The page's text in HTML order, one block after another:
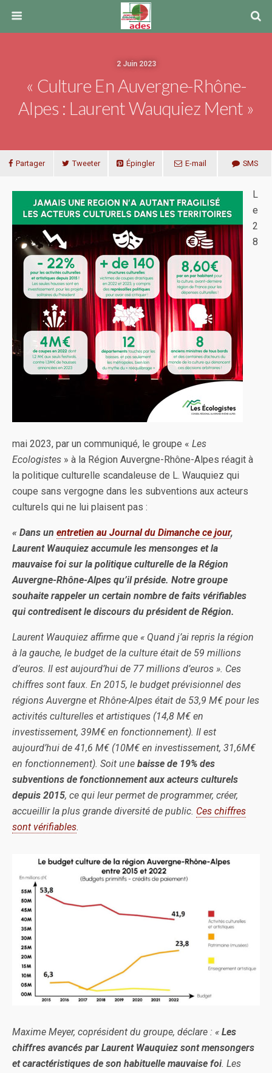
2 Juin 2023
« Culture En Auvergne-Rhône-
Alpes : Laurent Wauquiez Ment »
Partager Tweeter Épingler E-mail SMS
L
e
2
8
mai 2023, par un communiqué, le groupe « Les
Ecologistes » à la Région Auvergne-Rhône-Alpes réagit à
la politique culturelle scandaleuse de L. Wauquiez qui
coupe sans vergogne dans les subventions aux acteurs
culturels qui ne lui plaisent pas :
« Dans un entretien au Journal du Dimanche ce jour,
Laurent Wauquiez accumule les mensonges et la
mauvaise foi sur la politique culturelle de la Région
Auvergne-Rhône-Alpes qu’il préside. Notre groupe
souhaite rappeler un certain nombre de faits vérifiables
qui contredisent le discours du président de Région.
Laurent Wauquiez affirme que « Quand j’ai repris la région
à la gauche, le budget de la culture était de 59 millions
d’euros. Il est aujourd’hui de 77 millions d’euros ». Ces
chiffres sont faux. En 2015, le budget prévisionnel des
régions Auvergne et Rhône-Alpes était de 53,9 M€ pour les
activités culturelles et artistiques (14,8 M€ en
investissement, 39M€ en fonctionnement). Il est
aujourd’hui de 41,6 M€ (10M€ en investissement, 31,6M€
en fonctionnement). Soit une baisse de 19% des
subventions de fonctionnement aux acteurs culturels
depuis 2015, ce qui leur permet de programmer, créer,
accueillir la plus grande diversité de public. Ces chiffres
sont vérifiables.
Maxime Meyer, coprésident du groupe, déclare : « Les
chiffres avancés par Laurent Wauquiez sont mensongers
et caractéristiques de son habituelle mauvaise foi. Les